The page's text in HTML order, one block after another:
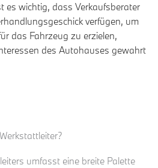
es wichtig, dass Verkaufsberater
verfügen, um
das Fahrzeug zu erzielen,
des Autohauses gewahrt
umfasst eine breite Palette